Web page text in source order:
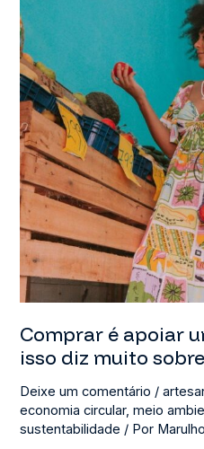
Comprar é apoiar
isso diz muito
Deixe um comentário /
economia circular,meio
sustentabilidade / Por Marulho